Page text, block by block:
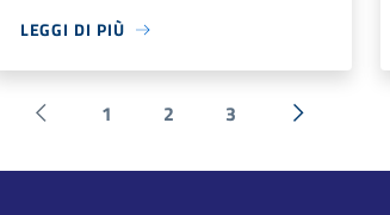
LEGGI DI PIÙ
Pagina precedente
1 2 3
Successiva »